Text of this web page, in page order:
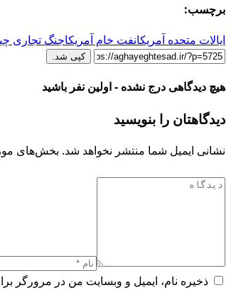
برچسب:
ایالات متحده آمریکانفت خام آمریکاجنگ تجاری
کپی شد.
هیچ دیدگاهی درج نشده - اولین نفر باشید
دیدگاهتان را بنویسید
نشانی ایمیل شما منتشر نخواهد شد. بخش‌های
ذخیره نام، ایمیل و وبسایت من در مرورگر